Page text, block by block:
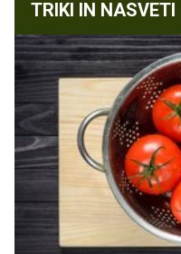
TRIKI IN NASVETI